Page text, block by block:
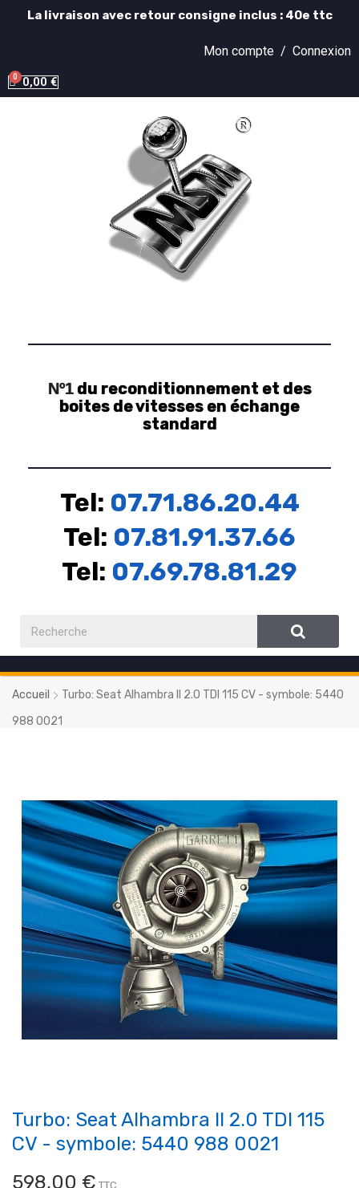
La livraison avec retour consigne inclus : 40e ttc
Mon compte / Connexion
0,00 €
Nº1du reconditionnement et des
boites de vitesses en échange
standard
Tel: 07.71.86.20.44
Tel: 07.81.91.37.66
Tel: 07.69.78.81.29
Accueil
Turbo: Seat Alhambra II 2.0 TDI 115 CV - symbole: 5440
988 0021
Turbo: Seat Alhambra II 2.0 TDI 115
CV - symbole: 5440 988 0021
598,00 € TTC